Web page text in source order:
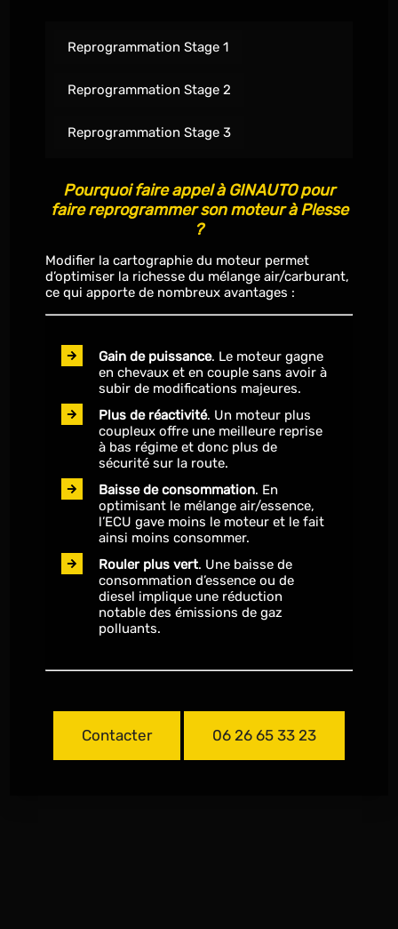
Reprogrammation Stage 1
Reprogrammation Stage 2
Reprogrammation Stage 3
Pourquoi faire appel à GINAUTO pour
faire reprogrammer son moteur à Plesse
?
Modifier la cartographie du moteur permet
d’optimiser la richesse du mélange air/carburant,
ce qui apporte de nombreux avantages :
Gain de puissance. Le moteur gagne
en chevaux et en couple sans avoir à
subir de modifications majeures.
Plus de réactivité. Un moteur plus
coupleux offre une meilleure reprise
à bas régime et donc plus de
sécurité sur la route.
Baisse de consommation. En
optimisant le mélange air/essence,
l’ECU gave moins le moteur et le fait
ainsi moins consommer.
Rouler plus vert. Une baisse de
consommation d’essence ou de
diesel implique une réduction
notable des émissions de gaz
polluants.
Contacter 06 26 65 33 23